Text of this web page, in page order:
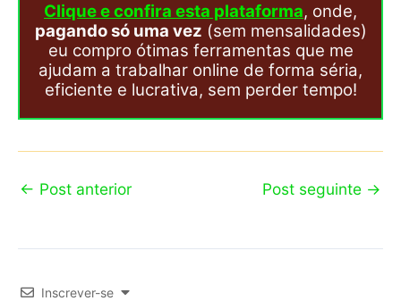
Clique e confira esta plataforma, onde,
pagando só uma vez (sem mensalidades)
eu compro ótimas ferramentas que me
ajudam a trabalhar online de forma séria,
eficiente e lucrativa, sem perder tempo!
← Post anterior Post seguinte →
Inscrever-se